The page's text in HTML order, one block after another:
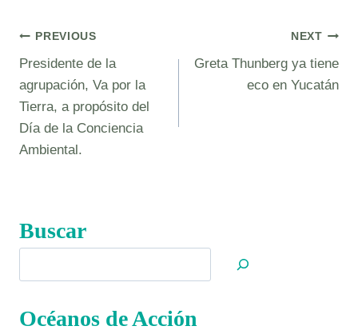
Navegación
de
entradas
PREVIOUS
Presidente de la
agrupación, Va por la
Tierra, a propósito del
Día de la Conciencia
Ambiental.
NEXT
Greta Thunberg ya tiene
eco en Yucatán
Buscar
Océanos de Acción